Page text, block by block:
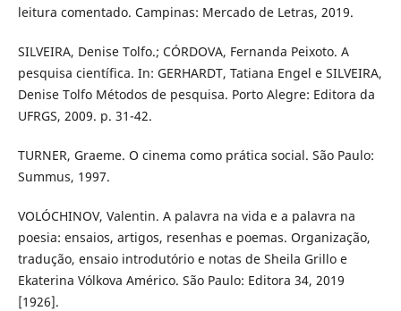
leitura comentado. Campinas: Mercado de Letras, 2019.
SILVEIRA, Denise Tolfo.; CÓRDOVA, Fernanda Peixoto. A
pesquisa científica. In: GERHARDT, Tatiana Engel e SILVEIRA,
Denise Tolfo Métodos de pesquisa. Porto Alegre: Editora da
UFRGS, 2009. p. 31-42.
TURNER, Graeme. O cinema como prática social. São Paulo:
Summus, 1997.
VOLÓCHINOV, Valentin. A palavra na vida e a palavra na
poesia: ensaios, artigos, resenhas e poemas. Organização,
tradução, ensaio introdutório e notas de Sheila Grillo e
Ekaterina Vólkova Américo. São Paulo: Editora 34, 2019
[1926].